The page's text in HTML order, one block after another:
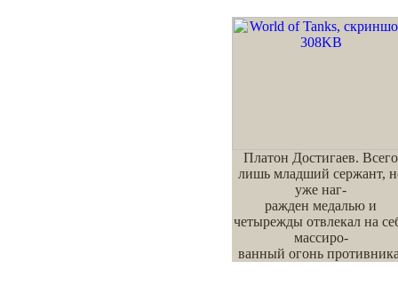
Платон Достигаев. Всего
лишь младший сержант,
уже наг-
ражден медалью и
четырежды отвлекал на
массиро-
ванный огонь